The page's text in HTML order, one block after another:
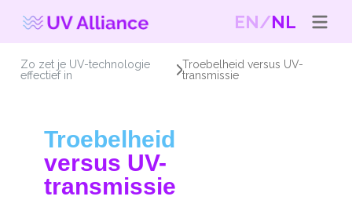
EN NL
Zo zet je UV-technologie
effectief in
Troebelheid versus UV-
transmissie
Troebelheid
versus UV-
transmissie